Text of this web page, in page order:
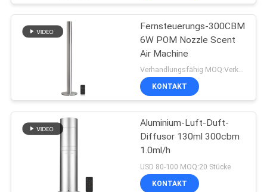
Fernsteuerungs-300CBM
6W POM Nozzle Scent
Air Machine
Verhandlungsfähig MOQ:Verkäuflich
KONTAKT
Aluminium-Luft-Duft-
Diffusor 130ml 300cbm
1.0ml/h
USD 80-100 MOQ:20 Stücke
KONTAKT